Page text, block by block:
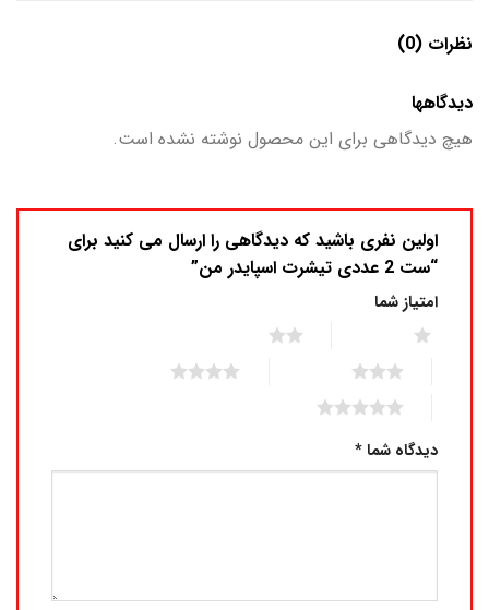
نظرات (0)
دیدگاهها
هیچ دیدگاهی برای این محصول نوشته نشده است.
اولین نفری باشید که دیدگاهی را ارسال می کنید برای
“ست 2 عددی تیشرت اسپایدر من”
امتیاز شما
دیدگاه شما*